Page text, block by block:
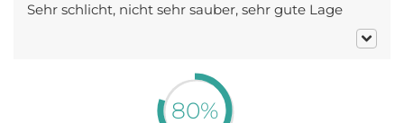
Sehr schlicht, nicht sehr sauber, sehr gute Lage
80%